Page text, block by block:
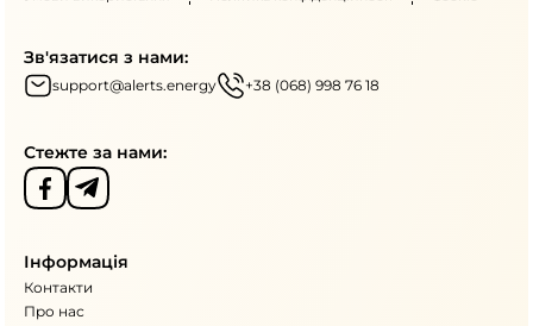
Зв'язатися з нами:
support@alerts.energy +38 (068) 998 76 18
Стежте за нами:
Інформація
Контакти
Про нас